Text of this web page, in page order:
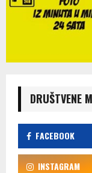
DRUŠTVENE
FACEBOOK
INSTAGRAM